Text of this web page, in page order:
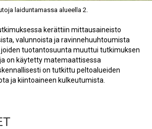
laiduntamassa alueella 2.
kerättiin mittausaineisto
valunnoista ja ravinnehuuhtoumista
tuotantosuunta muuttui tutkimuksen
on käytetty matemaattisessa
on tutkittu peltoalueiden
ja kiintoaineen kulkeutumista.